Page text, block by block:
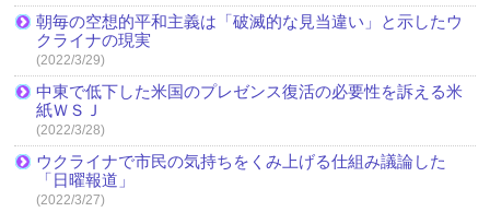
朝毎の空想的平和主義は「破滅的な見当違い」と示したウ
クライナの現実
(2022/3/29)
中東で低下した米国のプレゼンス復活の必要性を訴える米
紙ＷＳＪ
(2022/3/28)
ウクライナで市民の気持ちをくみ上げる仕組み議論した
「日曜報道」
(2022/3/27)